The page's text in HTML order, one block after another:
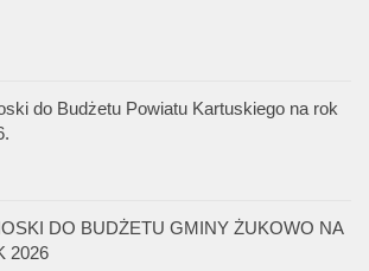
do Budżetu Powiatu Kartuskiego na rok
DO BUDŻETU GMINY ŻUKOWO NA
2026